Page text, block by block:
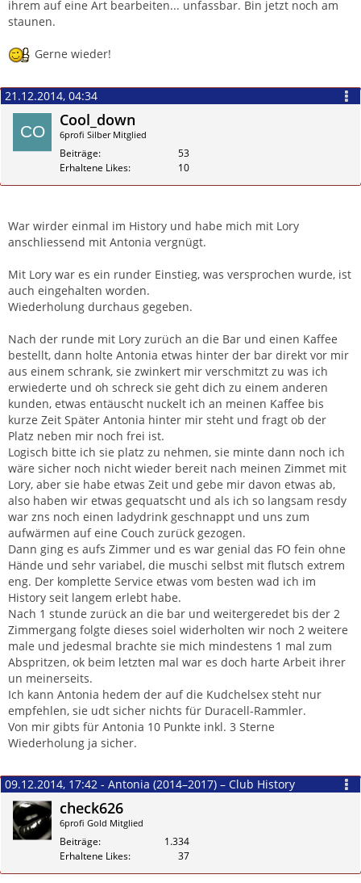
ihrem auf eine Art bearbeiten... unfassbar. Bin jetzt noch am
staunen.
Gerne wieder!
21.12.2014, 04:34
Cool_down
6profi Silber Mitglied
Beiträge
53
Erhaltene Likes
10
War wirder einmal im History und habe mich mit Lory
anschliessend mit Antonia vergnügt.
Mit Lory war es ein runder Einstieg, was versprochen wurde, ist
auch eingehalten worden.
Wiederholung durchaus gegeben.
Nach der runde mit Lory zurüch an die Bar und einen Kaffee
bestellt, dann holte Antonia etwas hinter der bar direkt vor mir
aus einem schrank, sie zwinkert mir verschmitzt zu was ich
erwiederte und oh schreck sie geht dich zu einem anderen
kunden, etwas entäuscht nuckelt ich an meinen Kaffee bis
kurze Zeit Später Antonia hinter mir steht und fragt ob der
Platz neben mir noch frei ist.
Logisch bitte ich sie platz zu nehmen, sie minte dann noch ich
wäre sicher noch nicht wieder bereit nach meinen Zimmet mit
Lory, aber sie habe etwas Zeit und gebe mir davon etwas ab,
also haben wir etwas gequatscht und als ich so langsam resdy
war zns noch einen ladydrink geschnappt und uns zum
aufwärmen auf eine Couch zurück gezogen.
Dann ging es aufs Zimmer und es war genial das FO fein ohne
Hände und sehr variabel, die muschi selbst mit flutsch extrem
eng. Der komplette Service etwas vom besten wad ich im
History seit langem erlebt habe.
Nach 1 stunde zurück an die bar und weitergeredet bis der 2
Zimmergang folgte dieses soiel widerholten wir noch 2 weitere
male und jedesmal brachte sie mich mindestens 1 mal zum
Abspritzen, ok beim letzten mal war es doch harte Arbeit ihrer
un meinerseits.
Ich kann Antonia hedem der auf die Kudchelsex steht nur
empfehlen, sie udt sicher nichts für Duracell-Rammler.
Von mir gibts für Antonia 10 Punkte inkl. 3 Sterne
Wiederholung ja sicher.
09.12.2014, 17:42 - Antonia (2014–2017) – Club History
check626
6profi Gold Mitglied
Beiträge
1.334
Erhaltene Likes
37